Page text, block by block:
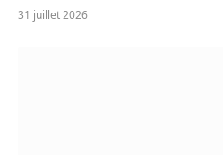
31 juillet 2026